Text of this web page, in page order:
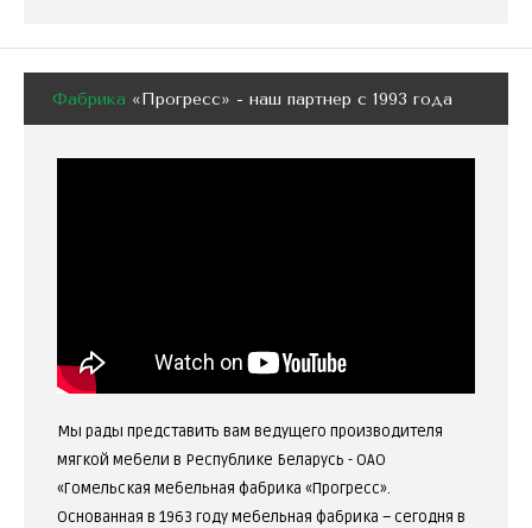
Фабрика «Прогресс» - наш партнер с 1993 года
Мы рады представить вам ведущего производителя
мягкой мебели в Республике Беларусь - ОАО
«Гомельская мебельная фабрика «Прогресс».
Основанная в 1963 году мебельная фабрика – сегодня в